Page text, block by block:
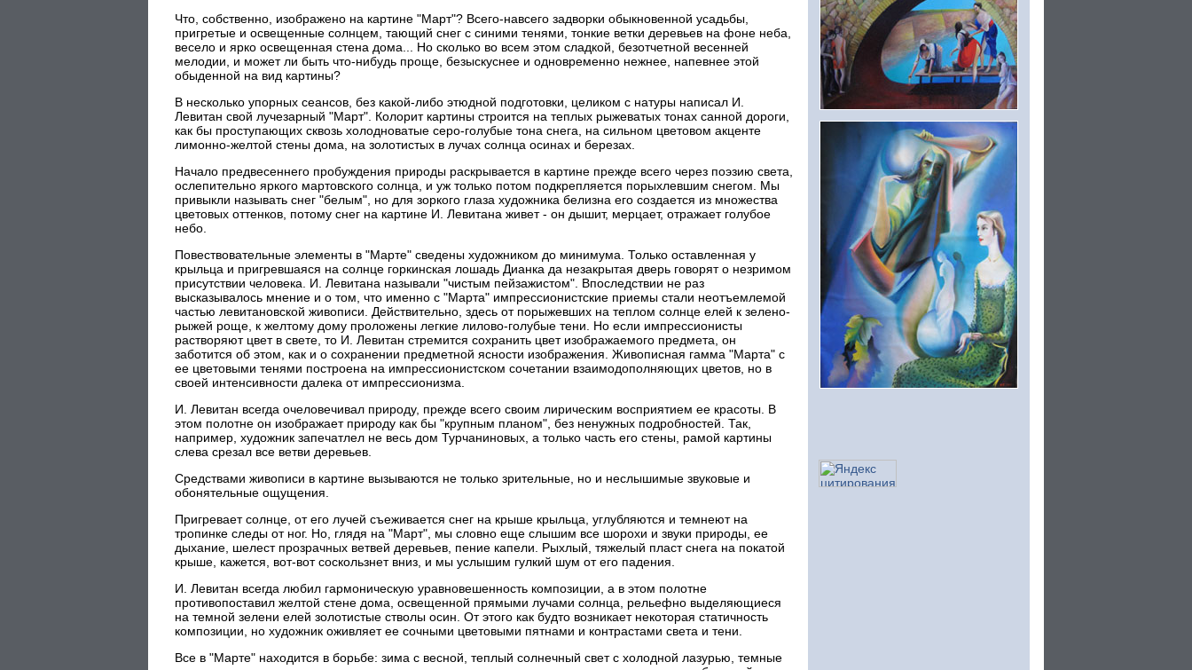
Что, собственно, изображено на картине "Март"? Всего-навсего задворки обыкновенной усадьбы,
пригретые и освещенные солнцем, тающий снег с синими тенями, тонкие ветки деревьев на фоне неба,
весело и ярко освещенная стена дома... Но сколько во всем этом сладкой, безотчетной весенней
мелодии, и может ли быть что-нибудь проще, безыскуснее и одновременно нежнее, напевнее этой
обыденной на вид картины?
В несколько упорных сеансов, без какой-либо этюдной подготовки, целиком с натуры написал И.
Левитан свой лучезарный "Март". Колорит картины строится на теплых рыжеватых тонах санной дороги,
как бы проступающих сквозь холодноватые серо-голубые тона снега, на сильном цветовом акценте
лимонно-желтой стены дома, на золотистых в лучах солнца осинах и березах.
Начало предвесеннего пробуждения природы раскрывается в картине прежде всего через поэзию света,
ослепительно яркого мартовского солнца, и уж только потом подкрепляется порыхлевшим снегом. Мы
привыкли называть снег "белым", но для зоркого глаза художника белизна его создается из множества
цветовых оттенков, потому снег на картине И. Левитана живет - он дышит, мерцает, отражает голубое
небо.
Повествовательные элементы в "Марте" сведены художником до минимума. Только оставленная у
крыльца и пригревшаяся на солнце горкинская лошадь Дианка да незакрытая дверь говорят о незримом
присутствии человека. И. Левитана называли "чистым пейзажистом". Впоследствии не раз
высказывалось мнение и о том, что именно с "Марта" импрессионистские приемы стали неотъемлемой
частью левитановской живописи. Действительно, здесь от порыжевших на теплом солнце елей к зелено-
рыжей роще, к желтому дому проложены легкие лилово-голубые тени. Но если импрессионисты
растворяют цвет в свете, то И. Левитан стремится сохранить цвет изображаемого предмета, он
заботится об этом, как и о сохранении предметной ясности изображения. Живописная гамма "Марта" с
ее цветовыми тенями построена на импрессионистском сочетании взаимодополняющих цветов, но в
своей интенсивности далека от импрессионизма.
И. Левитан всегда очеловечивал природу, прежде всего своим лирическим восприятием ее красоты. В
этом полотне он изображает природу как бы "крупным планом", без ненужных подробностей. Так,
например, художник запечатлел не весь дом Турчаниновых, а только часть его стены, рамой картины
слева срезал все ветви деревьев.
Средствами живописи в картине вызываются не только зрительные, но и неслышимые звуковые и
обонятельные ощущения.
Пригревает солнце, от его лучей съеживается снег на крыше крыльца, углубляются и темнеют на
тропинке следы от ног. Но, глядя на "Март", мы словно еще слышим все шорохи и звуки природы, ее
дыхание, шелест прозрачных ветвей деревьев, пение капели. Рыхлый, тяжелый пласт снега на покатой
крыше, кажется, вот-вот соскользнет вниз, и мы услышим гулкий шум от его падения.
И. Левитан всегда любил гармоническую уравновешенность композиции, а в этом полотне
противопоставил желтой стене дома, освещенной прямыми лучами солнца, рельефно выделяющиеся
на темной зелени елей золотистые стволы осин. От этого как будто возникает некоторая статичность
композиции, но художник оживляет ее сочными цветовыми пятнами и контрастами света и тени.
Все в "Марте" находится в борьбе: зима с весной, теплый солнечный свет с холодной лазурью, темные